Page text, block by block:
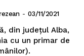
- 03/11/2021
din județul Alba,
cu un primar de